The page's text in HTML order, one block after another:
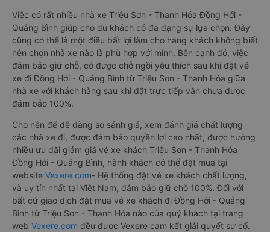
Việc có rất nhiều nhà xe Triệu Sơn - Thanh Hóa Đồng Hới -
Quảng Bình giúp cho du khách có đa dạng sự lựa chọn. Đây
cũng có thể là một điều bất lợi làm cho hàng khách không biết
nên chọn nhà xe nào là phù hợp với mình. Bên cạnh đó, việc
đảm bảo giữ chỗ, có được chỗ ngồi yêu thích sau khi đặt vé
xe đi Đồng Hới - Quảng Bình từ Triệu Sơn - Thanh Hóa giữa
nhà xe với khách hàng sau khi đặt trực tiếp vẫn chưa được
đảm bảo 100%.
Cho nên để dễ dàng so sánh giá, xem đánh giá chất lượng
các nhà xe đi, được đảm bảo quyền lợi cao nhất, được hưởng
nhiều ưu đãi giảm giá vé xe khách Triệu Sơn - Thanh Hóa
Đồng Hới - Quảng Bình, hành khách có thể đặt mua tại
website Vexere.com- Hệ thống đặt vé xe khách chất lượng,
và uy tín nhất tại Việt Nam, đảm bảo giữ chỗ 100%. Đối với
bất cứ giao dịch đặt mua vé xe khách đi Đồng Hới - Quảng
Bình từ Triệu Sơn - Thanh Hóa nào của quý khách tại trang
web Vexere.com đều được Vexere cam kết giải quyết sự cố.